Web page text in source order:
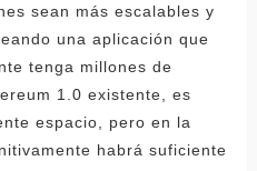
sean más escalables y
una aplicación que
tenga millones de
1.0 existente, es
espacio, pero en la
habrá suficiente